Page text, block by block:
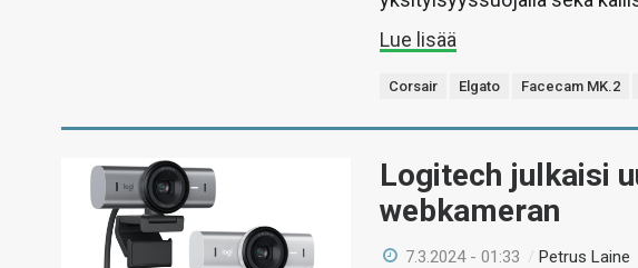
Lue lisää
Corsair Elgato Facecam MK.2
Logitech julkaisi
webkameran
7.3.2024 - 01:33 /Petrus Laine